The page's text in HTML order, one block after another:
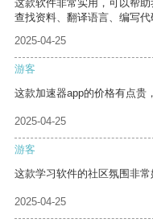
这款软件非常实用，可以帮
查找资料、翻译语言、编写代
2025-04-25
游客
这款加速器app的价格有点贵
2025-04-25
游客
这款学习软件的社区氛围非常
2025-04-25